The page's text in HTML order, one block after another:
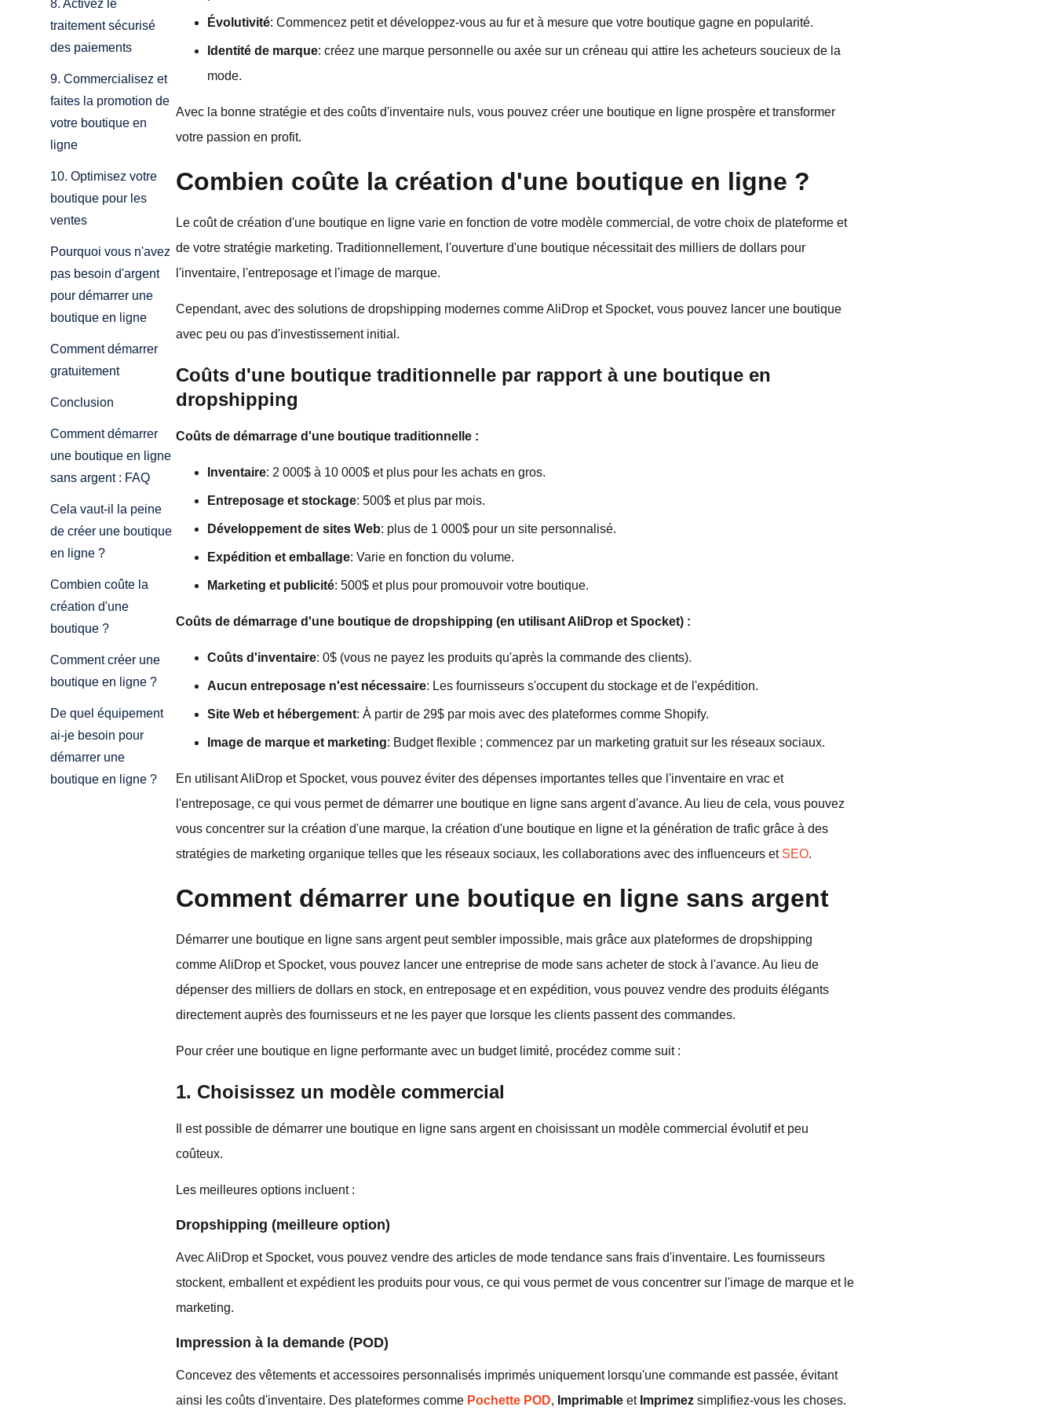
8. Activez le
traitement sécurisé
des paiements
9. Commercialisez et
faites la promotion de
votre boutique en
ligne
10. Optimisez votre
boutique pour les
ventes
Pourquoi vous n'avez
pas besoin d'argent
pour démarrer une
boutique en ligne
Comment démarrer
gratuitement
Conclusion
Comment démarrer
une boutique en ligne
sans argent : FAQ
Cela vaut-il la peine
de créer une boutique
en ligne ?
Combien coûte la
création d'une
boutique ?
Comment créer une
boutique en ligne ?
De quel équipement
ai-je besoin pour
démarrer une
boutique en ligne ?
Évolutivité: Commencez petit et développez-vous au fur et à mesure que votre boutique gagne en popularité.
Identité de marque: créez une marque personnelle ou axée sur un créneau qui attire les acheteurs soucieux de la
mode.
Avec la bonne stratégie et des coûts d'inventaire nuls, vous pouvez créer une boutique en ligne prospère et transformer
votre passion en profit.
Combien coûte la création d'une boutique en ligne ?
Le coût de création d'une boutique en ligne varie en fonction de votre modèle commercial, de votre choix de plateforme et
de votre stratégie marketing. Traditionnellement, l'ouverture d'une boutique nécessitait des milliers de dollars pour
l'inventaire, l'entreposage et l'image de marque.
Cependant, avec des solutions de dropshipping modernes comme AliDrop et Spocket, vous pouvez lancer une boutique
avec peu ou pas d'investissement initial.
Coûts d'une boutique traditionnelle par rapport à une boutique en
dropshipping
Coûts de démarrage d'une boutique traditionnelle :
Inventaire: 2 000$ à 10 000$ et plus pour les achats en gros.
Entreposage et stockage: 500$ et plus par mois.
Développement de sites Web: plus de 1 000$ pour un site personnalisé.
Expédition et emballage: Varie en fonction du volume.
Marketing et publicité: 500$ et plus pour promouvoir votre boutique.
Coûts de démarrage d'une boutique de dropshipping (en utilisant AliDrop et Spocket) :
Coûts d'inventaire: 0$ (vous ne payez les produits qu'après la commande des clients).
Aucun entreposage n'est nécessaire: Les fournisseurs s'occupent du stockage et de l'expédition.
Site Web et hébergement: À partir de 29$ par mois avec des plateformes comme Shopify.
Image de marque et marketing: Budget flexible ; commencez par un marketing gratuit sur les réseaux sociaux.
En utilisant AliDrop et Spocket, vous pouvez éviter des dépenses importantes telles que l'inventaire en vrac et
l'entreposage, ce qui vous permet de démarrer une boutique en ligne sans argent d'avance. Au lieu de cela, vous pouvez
vous concentrer sur la création d'une marque, la création d'une boutique en ligne et la génération de trafic grâce à des
stratégies de marketing organique telles que les réseaux sociaux, les collaborations avec des influenceurs et SEO.
Comment démarrer une boutique en ligne sans argent
Démarrer une boutique en ligne sans argent peut sembler impossible, mais grâce aux plateformes de dropshipping
comme AliDrop et Spocket, vous pouvez lancer une entreprise de mode sans acheter de stock à l'avance. Au lieu de
dépenser des milliers de dollars en stock, en entreposage et en expédition, vous pouvez vendre des produits élégants
directement auprès des fournisseurs et ne les payer que lorsque les clients passent des commandes.
Pour créer une boutique en ligne performante avec un budget limité, procédez comme suit :
1. Choisissez un modèle commercial
Il est possible de démarrer une boutique en ligne sans argent en choisissant un modèle commercial évolutif et peu
coûteux.
Les meilleures options incluent :
Dropshipping (meilleure option)
Avec AliDrop et Spocket, vous pouvez vendre des articles de mode tendance sans frais d'inventaire. Les fournisseurs
stockent, emballent et expédient les produits pour vous, ce qui vous permet de vous concentrer sur l'image de marque et le
marketing.
Impression à la demande (POD)
Concevez des vêtements et accessoires personnalisés imprimés uniquement lorsqu'une commande est passée, évitant
ainsi les coûts d'inventaire. Des plateformes comme Pochette POD, Imprimable et Imprimez simplifiez-vous les choses.